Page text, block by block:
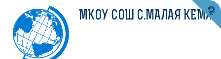
МКОУ СОШ С.МАЛАЯ КЕМА